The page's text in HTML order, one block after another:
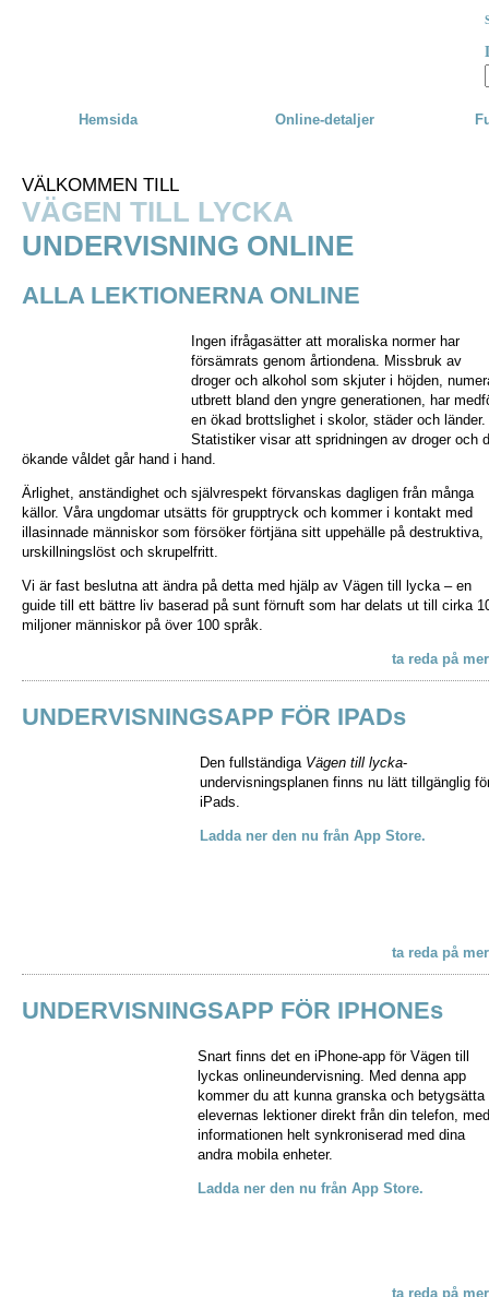
Hemsida Online-detaljer
VÄLKOMMEN TILL
VÄGEN TILL LYCKA
UNDERVISNING ONLINE
ALLA LEKTIONERNA ONLINE
Ingen ifrågasätter att moraliska normer har
försämrats genom årtiondena. Missbruk av
droger och alkohol som skjuter i höjden,
utbrett bland den yngre generationen, har
en ökad brottslighet i skolor, städer och länder.
Statistiker visar att spridningen av droger och
ökande våldet går hand i hand.
Ärlighet, anständighet och självrespekt förvanskas dagligen från många
källor. Våra ungdomar utsätts för grupptryck och kommer i kontakt med
illasinnade människor som försöker förtjäna sitt uppehälle på destruktiva,
urskillningslöst och skrupelfritt.
Vi är fast beslutna att ändra på detta med hjälp av Vägen till lycka – en
guide till ett bättre liv baserad på sunt förnuft som har delats ut till cirka
miljoner människor på över 100 språk.
ta reda på
UNDERVISNINGSAPP FÖR IPADs
Den fullständiga Vägen till lycka-
undervisningsplanen finns nu lätt tillgänglig
iPads.
Ladda ner den nu från App Store.
ta reda på
UNDERVISNINGSAPP FÖR IPHONEs
Snart finns det en iPhone-app för Vägen till
lyckas onlineundervisning. Med denna app
kommer du att kunna granska och betygsätta
elevernas lektioner direkt från din telefon, med
informationen helt synkroniserad med dina
andra mobila enheter.
Ladda ner den nu från App Store.
ta reda på